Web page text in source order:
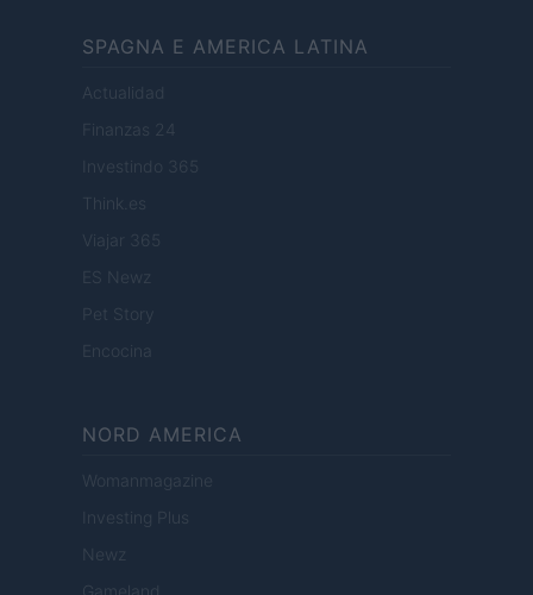
SPAGNA E AMERICA LATINA
Actualidad
Finanzas 24
Investindo 365
Think.es
Viajar 365
ES Newz
Pet Story
Encocina
NORD AMERICA
Womanmagazine
Investing Plus
Newz
Gameland